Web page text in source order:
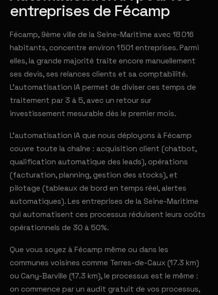
entreprises de Fécamp
Fécamp, 9ème ville de la Seine-Maritime avec 18 016
habitants, concentre environ 1 501 entreprises. Parmi
elles, la grande majorité traite encore manuellement
ses devis, ses relances clients et sa comptabilité.
L'automatisation IA permet de diviser ces temps de
traitement par 3 à 5, avec un retour sur
investissement mesurable dès le premier mois.
L'automatisation IA que nous déployons à Fécamp
couvre toute la chaîne : acquisition client (chatbot,
qualification automatique des leads), opérations
(facturation, planning, gestion des stocks), et
pilotage (tableaux de bord en temps réel, alertes
automatiques). Les entreprises de la Seine-Maritime
qui automatisent ces processus réduisent leurs coûts
opérationnels de 30 à 50%.
Que vous soyez à Fécamp même ou dans les
communes voisines comme Terres-de-Caux (17.3 km)
ou Cany-Barville (17.3 km), le processus est le même :
on commence par un audit gratuit de vos processus,